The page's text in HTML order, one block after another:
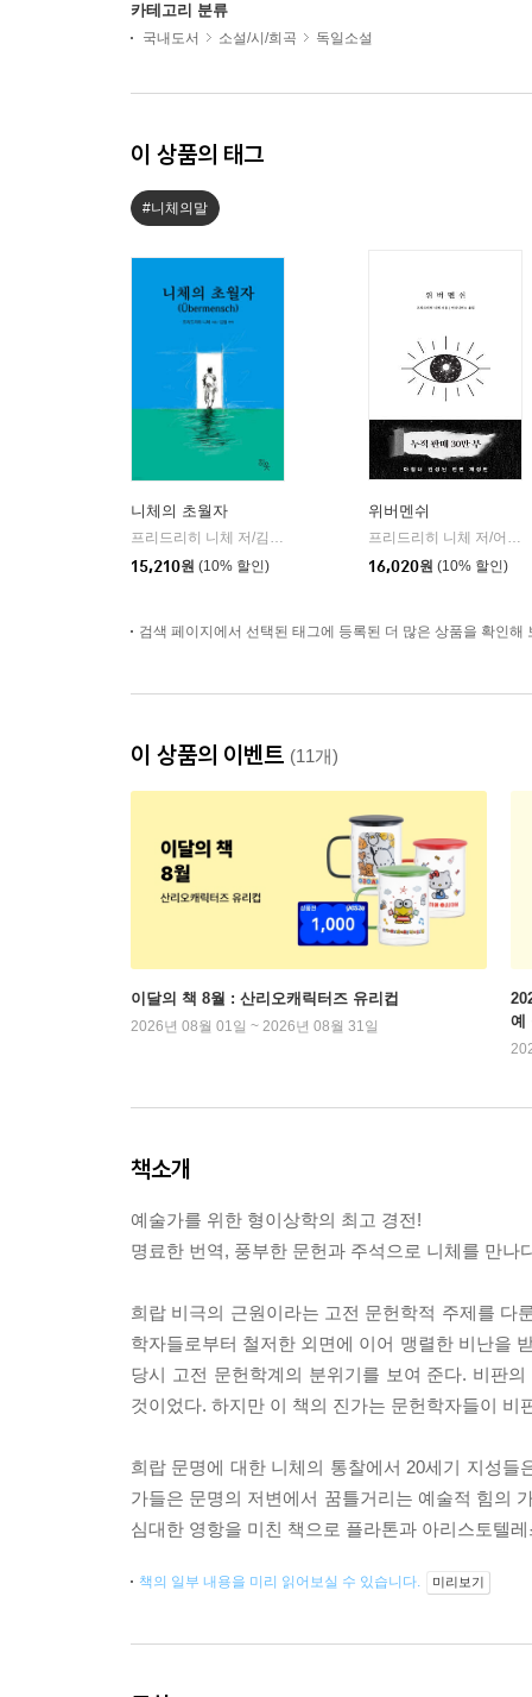
카테고리 분류
국내도서 소설/시/희곡 독일소설
이 상품의 태그
#니체의말
니체의 초월자
프리드리히 니체 저/김철 편역
15,210원 (10% 할인)
위버멘쉬
프리드리히 니체 저/어나니머스 역
16,020원 (10% 할인)
검색 페이지에서 선택된 태그에 등록된 더 많은 상품을 확인해
이 상품의 이벤트 (11개)
이달의 책 8월 : 산리오캐릭터즈 유리컵
2026년 08월 01일 ~ 2026년 08월 31일
예
책소개
예술가를 위한 형이상학의 최고 경전!
명료한 번역, 풍부한 문헌과 주석으로 니체를 만나
희랍 비극의 근원이라는 고전 문헌학적 주제를 다
학자들로부터 철저한 외면에 이어 맹렬한 비난을
당시 고전 문헌학계의 분위기를 보여 준다. 비판
것이었다. 하지만 이 책의 진가는 문헌학자들이 비
희랍 문명에 대한 니체의 통찰에서 20세기 지성
가들은 문명의 저변에서 꿈틀거리는 예술적 힘의
심대한 영항을 미친 책으로 플라톤과 아리스토텔
책의 일부 내용을 미리 읽어보실 수 있습니다. 미리보기